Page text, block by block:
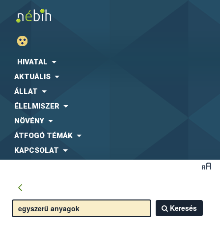
HIVATAL
AKTUÁLIS
ÁLLAT
ÉLELMISZER
NÖVÉNY
ÁTFOGÓ TÉMÁK
KAPCSOLAT
Keresés